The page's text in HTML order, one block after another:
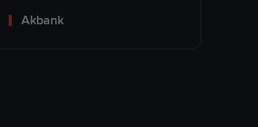
Akbank